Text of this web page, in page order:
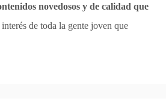
novedosos y de calidad que
de toda la gente joven que